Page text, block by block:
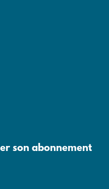
son abonnement